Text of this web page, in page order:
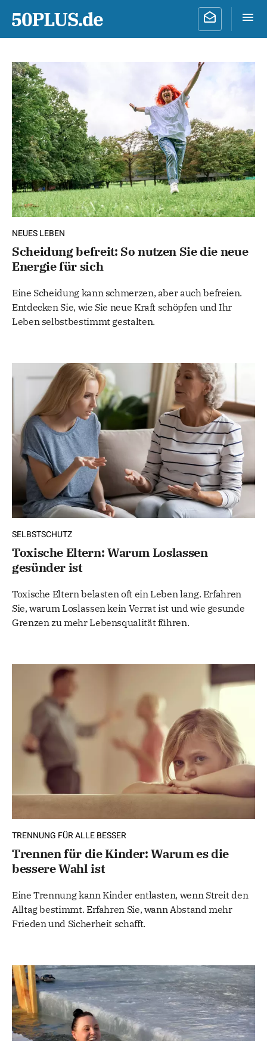
NEUES LEBEN
Scheidung befreit: So nutzen Sie die neue
Energie für sich
Eine Scheidung kann schmerzen, aber auch befreien.
Entdecken Sie, wie Sie neue Kraft schöpfen und Ihr
Leben selbstbestimmt gestalten.
SELBSTSCHUTZ
Toxische Eltern: Warum Loslassen
gesünder ist
Toxische Eltern belasten oft ein Leben lang. Erfahren
Sie, warum Loslassen kein Verrat ist und wie gesunde
Grenzen zu mehr Lebensqualität führen.
TRENNUNG FÜR ALLE BESSER
Trennen für die Kinder: Warum es die
bessere Wahl ist
Eine Trennung kann Kinder entlasten, wenn Streit den
Alltag bestimmt. Erfahren Sie, wann Abstand mehr
Frieden und Sicherheit schafft.